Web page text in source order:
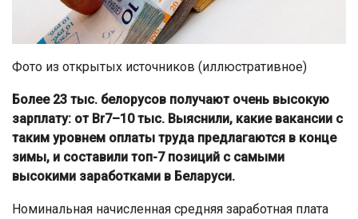
Фото из открытых источников (иллюстративное)
Более 23 тыс. белорусов получают очень высокую
зарплату: от Br7–10 тыс. Выяснили, какие вакансии с
таким уровнем оплаты труда предлагаются в конце
зимы, и составили топ-7 позиций с самыми
высокими заработками в Беларуси.
Номинальная начисленная средняя заработная плата